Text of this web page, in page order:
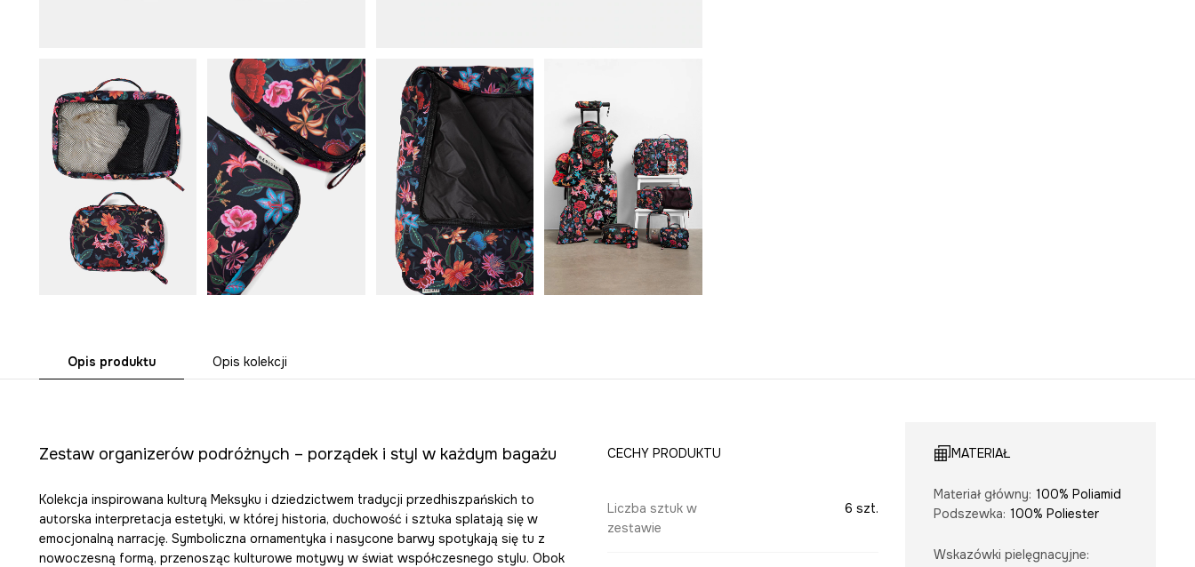
Opis produktu Opis kolekcji
Zestaw organizerów podróżnych – porządek i styl w każdym bagażu
Kolekcja inspirowana kulturą Meksyku i dziedzictwem tradycji przedhiszpańskich to
autorska interpretacja estetyki, w której historia, duchowość i sztuka splatają się w
emocjonalną narrację. Symboliczna ornamentyka i nasycone barwy spotykają się tu z
nowoczesną formą, przenosząc kulturowe motywy w świat współczesnego stylu. Obok
CECHY PRODUKTU
Liczba sztuk w
zestawie
6 szt.
MATERIAŁ
Materiał główny: 100% Poliamid
Podszewka: 100% Poliester
Wskazówki pielęgnacyjne: